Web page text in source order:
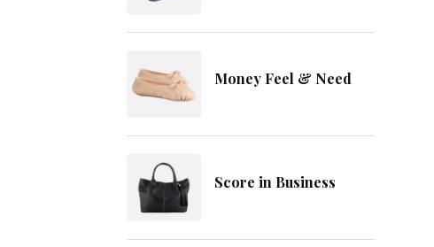
Money Feel & Need
Score in Business